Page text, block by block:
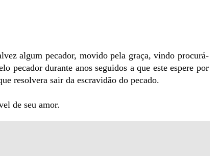
algum pecador, movido pela graça, vindo procurá-
pecador durante anos seguidos a que este espere por
resolvera sair da escravidão do pecado.
de seu amor.